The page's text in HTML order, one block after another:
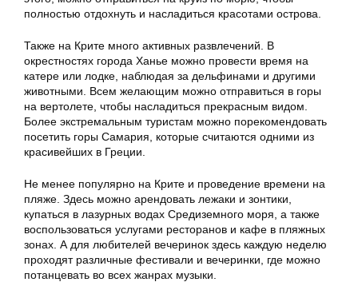
полностью отдохнуть и насладиться красотами острова.
Также на Крите много активных развлечений. В
окрестностях города Ханье можно провести время на
катере или лодке, наблюдая за дельфинами и другими
животными. Всем желающим можно отправиться в горы
на вертолете, чтобы насладиться прекрасным видом.
Более экстремальным туристам можно порекомендовать
посетить горы Самария, которые считаются одними из
красивейших в Греции.
Не менее популярно на Крите и проведение времени на
пляже. Здесь можно арендовать лежаки и зонтики,
купаться в лазурных водах Средиземного моря, а также
воспользоваться услугами ресторанов и кафе в пляжных
зонах. А для любителей вечеринок здесь каждую неделю
проходят различные фестивали и вечеринки, где можно
потанцевать во всех жанрах музыки.